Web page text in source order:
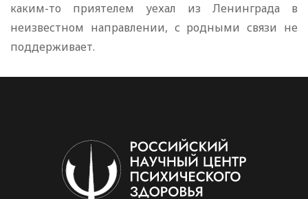
каким-то приятелем уехал из Ленинграда в
неизвестном направлении, с родными связи не
поддерживает.